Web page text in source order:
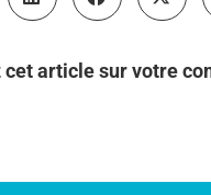
cet article sur votre